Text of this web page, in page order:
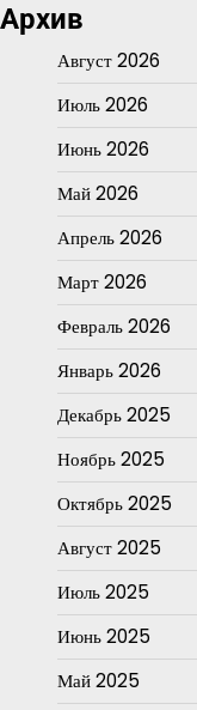
Архив
Август 2026
Июль 2026
Июнь 2026
Май 2026
Апрель 2026
Март 2026
Февраль 2026
Январь 2026
Декабрь 2025
Ноябрь 2025
Октябрь 2025
Август 2025
Июль 2025
Июнь 2025
Май 2025